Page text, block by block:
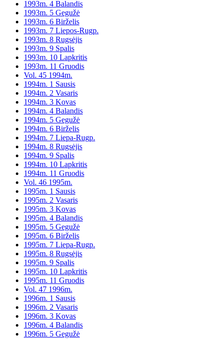
1993m. 4 Balandis
1993m. 5 Gegužė
1993m. 6 Birželis
1993m. 7 Liepos-Rugp.
1993m. 8 Rugsėjis
1993m. 9 Spalis
1993m. 10 Lapkritis
1993m. 11 Gruodis
Vol. 45 1994m.
1994m. 1 Sausis
1994m. 2 Vasaris
1994m. 3 Kovas
1994m. 4 Balandis
1994m. 5 Gegužė
1994m. 6 Birželis
1994m. 7 Liepa-Rugp.
1994m. 8 Rugsėjis
1994m. 9 Spalis
1994m. 10 Lapkritis
1994m. 11 Gruodis
Vol. 46 1995m.
1995m. 1 Sausis
1995m. 2 Vasaris
1995m. 3 Kovas
1995m. 4 Balandis
1995m. 5 Gegužė
1995m. 6 Birželis
1995m. 7 Liepa-Rugp.
1995m. 8 Rugsėjis
1995m. 9 Spalis
1995m. 10 Lapkritis
1995m. 11 Gruodis
Vol. 47 1996m.
1996m. 1 Sausis
1996m. 2 Vasaris
1996m. 3 Kovas
1996m. 4 Balandis
1996m. 5 Gegužė